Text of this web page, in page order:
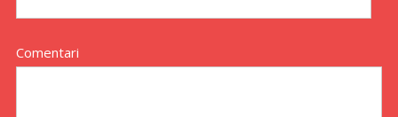
Comentari